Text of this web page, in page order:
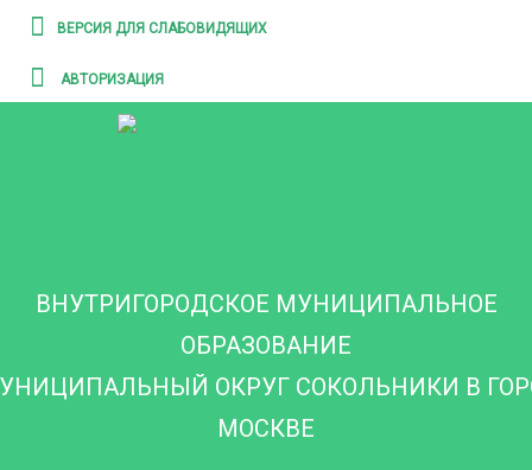
ВЕРСИЯ ДЛЯ СЛАБОВИДЯЩИХ
АВТОРИЗАЦИЯ
ВНУТРИГОРОДСКОЕ МУНИЦИПАЛЬНОЕ
ОБРАЗОВАНИЕ
ОКРУГ СОКОЛЬНИКИ В
МОСКВЕ